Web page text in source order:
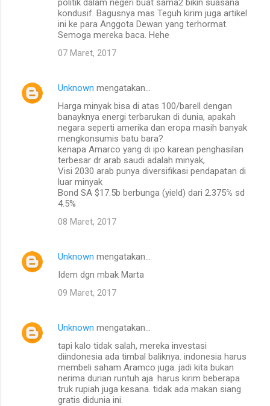
kondusif. Bagusnya mas Teguh kirim juga artikel
ini ke para Anggota Dewan yang terhormat.
Semoga mereka baca. Hehe
07 Maret, 2017
Unknown mengatakan…
Harga minyak bisa di atas 100/barell dengan
banayknya energi terbarukan di dunia, apakah
negara seperti amerika dan eropa masih banyak
mengkonsumis batu bara?
kenapa Amarco yang di ipo karean penghasilan
terbesar dr arab saudi adalah minyak,
Visi 2030 arab punya diversifikasi pendapatan di
luar minyak
Bond SA $17.5b berbunga (yield) dari 2.375℅ sd
4.5%
08 Maret, 2017
Unknown mengatakan…
Idem dgn mbak Marta
09 Maret, 2017
Unknown mengatakan…
tapi kalo tidak salah, mereka investasi
diindonesia ada timbal baliknya. indonesia harus
membeli saham Aramco juga. jadi kita bukan
nerima durian runtuh aja. harus kirim beberapa
truk rupiah juga kesana. tidak ada makan siang
gratis didunia ini.